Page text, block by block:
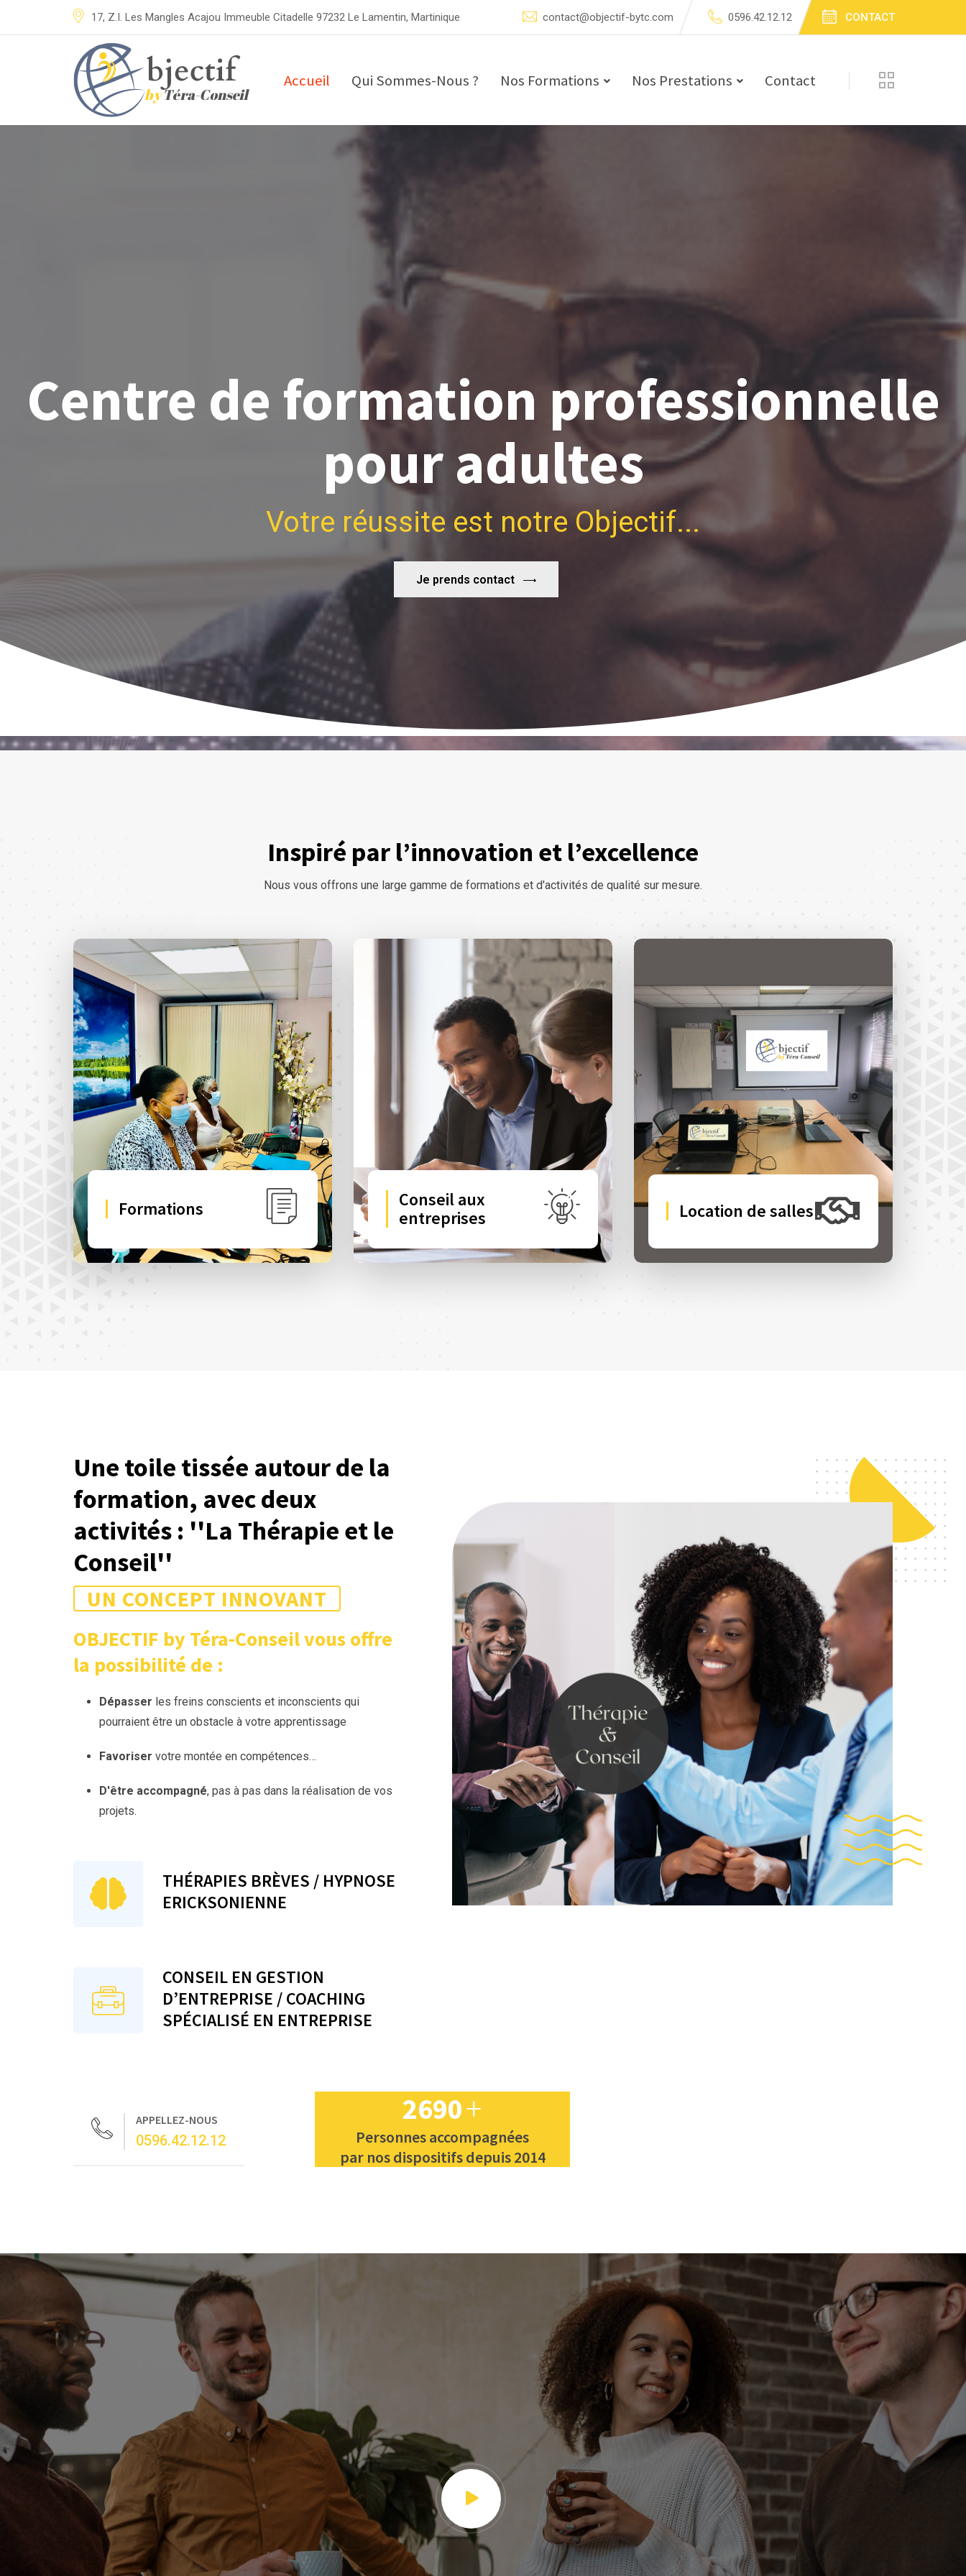
17, Z.I. Les Mangles Acajou Immeuble Citadelle 97232 Le Lamentin, Martinique contact@objectif-bytc.com 0596.42.12.12 CONTACT
Accueil Qui Sommes-Nous ? Nos Formations Nos Prestations Contact
Centre de formation professionnelle
pour adultes
Votre réussite est notre Objectif...
Je prends contact
Inspiré par l’innovation et l’excellence
Nous vous offrons une large gamme de formations et d'activités de qualité sur mesure.
Formations
Conseil aux
entreprises
Location de salles
Une toile tissée autour de la
formation, avec deux
activités : ''La Thérapie et le
Conseil''
UN CONCEPT INNOVANT
OBJECTIF by Téra-Conseil vous offre
la possibilité de :
Dépasser les freins conscients et inconscients qui
pourraient être un obstacle à votre apprentissage
Favoriser votre montée en compétences…
D'être accompagné, pas à pas dans la réalisation de vos
projets.
THÉRAPIES BRÈVES / HYPNOSE
ERICKSONIENNE
CONSEIL EN GESTION
D’ENTREPRISE / COACHING
SPÉCIALISÉ EN ENTREPRISE
APPELLEZ-NOUS
0596.42.12.12
2690+
Personnes accompagnées
par nos dispositifs depuis 2014